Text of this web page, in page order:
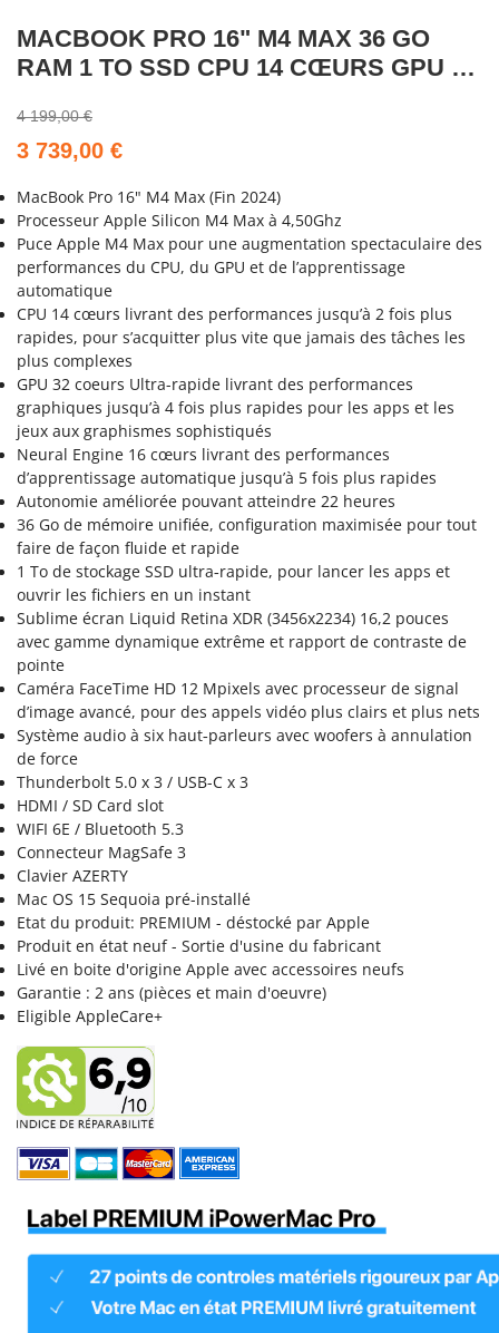
MACBOOK PRO 16" M4 MAX 36 GO
RAM 1 TO SSD CPU 14 CŒURS GPU 32
4 199,00 €
3 739,00 €
MacBook Pro 16" M4 Max (Fin 2024)
Processeur Apple Silicon M4 Max à 4,50Ghz
Puce Apple M4 Max pour une augmentation spectaculaire des
performances du CPU, du GPU et de l’apprentissage
automatique
CPU 14 cœurs livrant des performances jusqu’à 2 fois plus
rapides, pour s’acquitter plus vite que jamais des tâches les
plus complexes
GPU 32 coeurs Ultra-rapide livrant des performances
graphiques jusqu’à 4 fois plus rapides pour les apps et les
jeux aux graphismes sophistiqués
Neural Engine 16 cœurs livrant des performances
d’apprentissage automatique jusqu’à 5 fois plus rapides
Autonomie améliorée pouvant atteindre 22 heures
36 Go de mémoire unifiée, configuration maximisée pour tout
faire de façon fluide et rapide
1 To de stockage SSD ultra‐rapide, pour lancer les apps et
ouvrir les fichiers en un instant
Sublime écran Liquid Retina XDR (3456x2234) 16,2 pouces
avec gamme dynamique extrême et rapport de contraste de
pointe
Caméra FaceTime HD 12 Mpixels avec processeur de signal
d’image avancé, pour des appels vidéo plus clairs et plus nets
Système audio à six haut‐parleurs avec woofers à annulation
de force
Thunderbolt 5.0 x 3 / USB-C x 3
HDMI / SD Card slot
WIFI 6E / Bluetooth 5.3
Connecteur MagSafe 3
Clavier AZERTY
Mac OS 15 Sequoia pré-installé
Etat du produit: PREMIUM - déstocké par Apple
Produit en état neuf - Sortie d'usine du fabricant
Livé en boite d'origine Apple avec accessoires neufs
Garantie : 2 ans (pièces et main d'oeuvre)
Eligible AppleCare+